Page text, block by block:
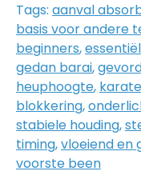
Tags: aanval
basis voor andere
beginners,
gedan barai,
heuphoogte, karate
blokkering,
stabiele houding,
timing,vloeiend en
voorste been